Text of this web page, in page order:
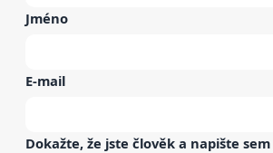
Jméno
E-mail
Dokažte, že jste člověk a napište sem